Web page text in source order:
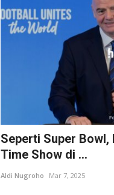
Seperti Super Bowl,
Time Show di ...
Aldi Nugroho Mar 7, 2025